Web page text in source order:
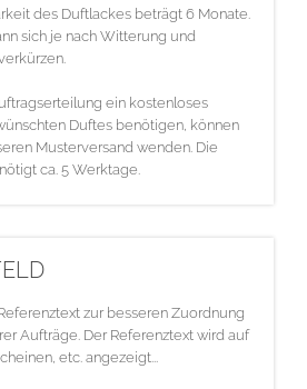
des Duftlackes beträgt 6 Monate.
sich je nach Witterung und
ein kostenloses
Duftes benötigen, können
Musterversand wenden. Die
ca. 5 Werktage.
zur besseren Zuordnung
Aufträge. Der Referenztext wird auf
etc. angezeigt...